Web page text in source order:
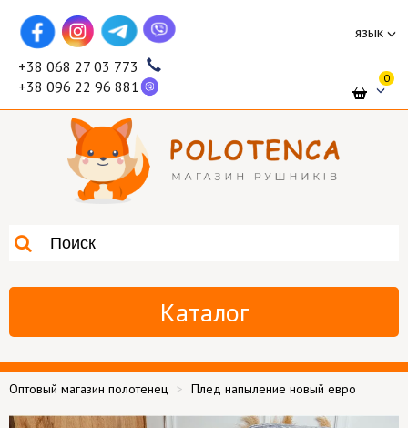
язык
+38 068 27 03 773
+38 096 22 96 881
0
Каталог
Оптовый магазин полотенец Плед напыление новый евро